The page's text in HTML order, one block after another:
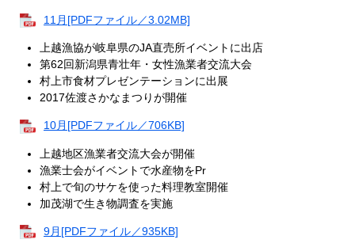
11月[PDFファイル／3.02MB]
上越漁協が岐阜県のJA直売所イベントに出店
第62回新潟県青壮年・女性漁業者交流大会
村上市食材プレゼンテーションに出展
2017佐渡さかなまつりが開催
10月[PDFファイル／706KB]
上越地区漁業者交流大会が開催
漁業士会がイベントで水産物をPr
村上で旬のサケを使った料理教室開催
加茂湖で生き物調査を実施
9月[PDFファイル／935KB]